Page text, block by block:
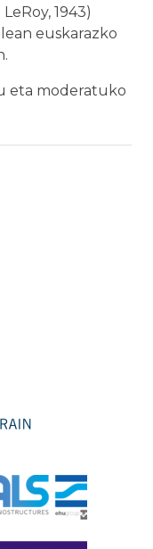
1943)
euskarazko
eta moderatuko